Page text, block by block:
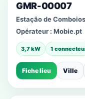
GMR-00007
Estação de
Opérateur : Mobie.pt
3,7 kW 1
Fiche lieu Ville